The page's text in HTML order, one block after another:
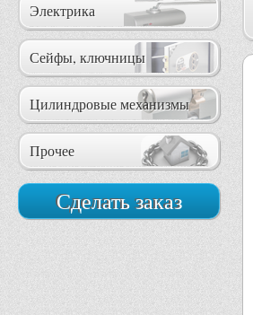
Электрика
Сейфы, ключницы
Цилиндровые механизмы
Прочее
Сделать заказ